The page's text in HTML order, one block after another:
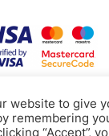
website to give
remembering
“Accept”,